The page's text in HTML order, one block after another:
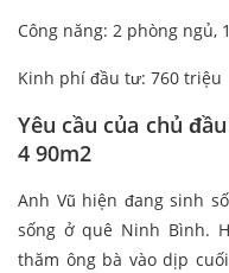
Công năng: 2 phòng ngủ,
Kinh phí đầu tư: 760 triệu
Yêu cầu của chủ
4 90m2
Anh Vũ hiện đang sinh
sống ở quê Ninh Bình.
thăm ông bà vào dịp